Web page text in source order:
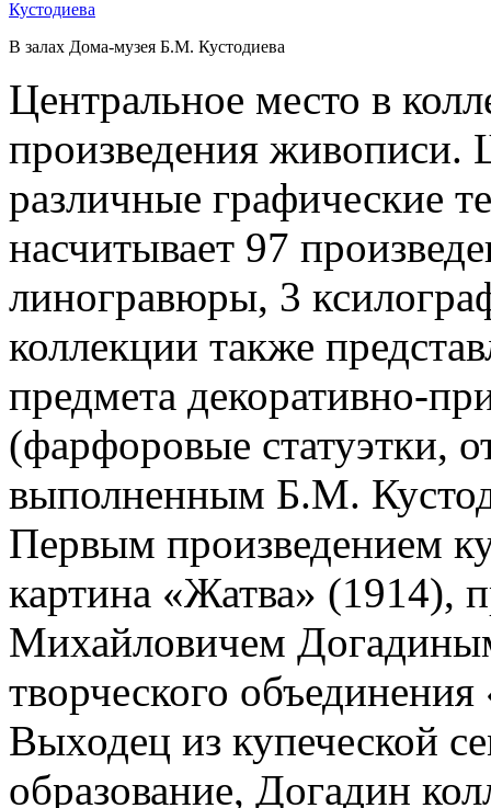
В залах Дома-музея Б.М. Кустодиева
Центральное место в
произведения живописи.
различные графические
насчитывает 97
линогравюры, 3
коллекции также
предмета декоративно-
(фарфоровые статуэтки,
выполненным Б.М.
Первым произведением
картина «Жатва» (1914),
Михайловичем
творческого
Выходец из купеческой
образование, Догадин